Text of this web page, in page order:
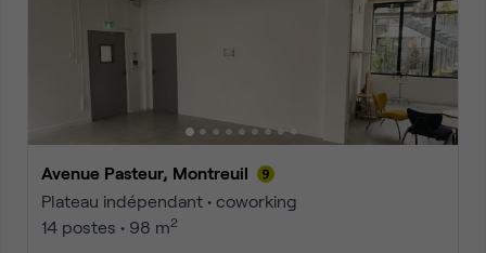
Avenue Pasteur, Montreuil
Plateau indépendant • coworking
14 postes • 98 m2